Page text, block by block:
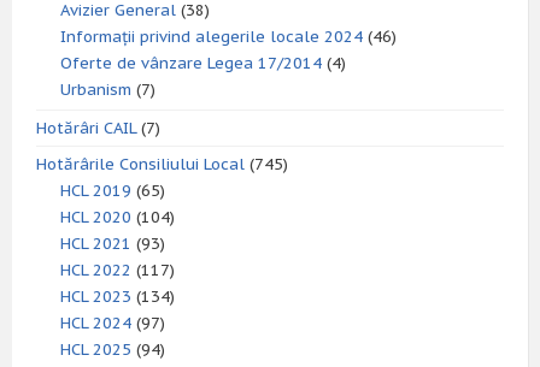
Avizier General (38)
Informații privind alegerile locale 2024 (46)
Oferte de vânzare Legea 17/2014 (4)
Urbanism (7)
Hotărâri CAIL(7)
Hotărârile Consiliului Local (745)
HCL 2019 (65)
HCL 2020 (104)
HCL 2021 (93)
HCL 2022 (117)
HCL 2023 (134)
HCL 2024 (97)
HCL 2025 (94)